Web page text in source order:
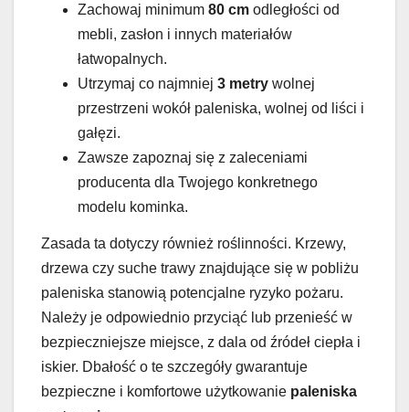
Zachowaj minimum 80 cm odległości od
mebli, zasłon i innych materiałów
łatwopalnych.
Utrzymaj co najmniej 3 metry wolnej
przestrzeni wokół paleniska, wolnej od liści i
gałęzi.
Zawsze zapoznaj się z zaleceniami
producenta dla Twojego konkretnego
modelu kominka.
Zasada ta dotyczy również roślinności. Krzewy,
drzewa czy suche trawy znajdujące się w pobliżu
paleniska stanowią potencjalne ryzyko pożaru.
Należy je odpowiednio przyciąć lub przenieść w
bezpieczniejsze miejsce, z dala od źródeł ciepła i
iskier. Dbałość o te szczegóły gwarantuje
bezpieczne i komfortowe użytkowanie paleniska